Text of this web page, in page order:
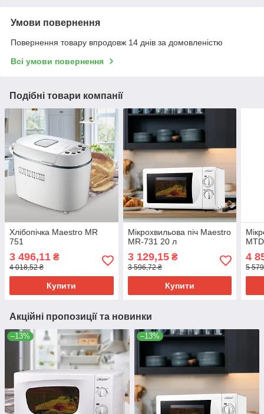
Умови повернення
Повернення товару впродовж 14 днів за домовленістю
Всі умови повернення
Подібні товари компанії
Хлібопічка Maestro MR
751
3 496,11 ₴
4 018,52 ₴
Купити
Мікрохвильова піч Maestro
MR-731 20 л
3 129,15₴
3 596,72 ₴
Купити
4
5
Акційні пропозиції та новинки
–13% –13%